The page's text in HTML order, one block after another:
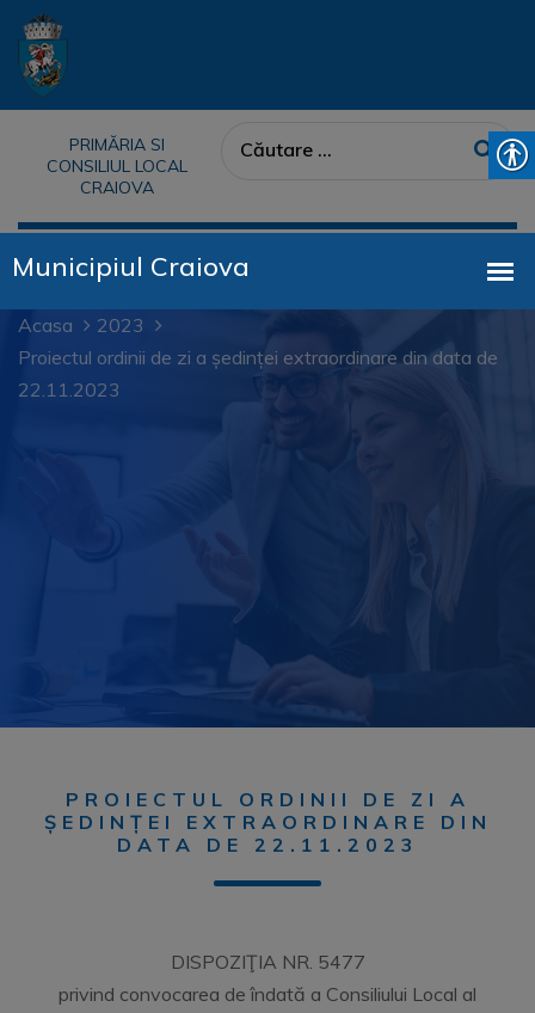
PRIMĂRIA SI
CONSILIUL LOCAL
CRAIOVA
Acasa
2023
Proiectul ordinii de zi a ședinței extraordinare din data de
22.11.2023
PROIECTUL ORDINII DE ZI A
ȘEDINȚEI EXTRAORDINARE DIN
DATA DE 22.11.2023
DISPOZIŢIA NR. 5477
privind convocarea de îndată a Consiliului Local al